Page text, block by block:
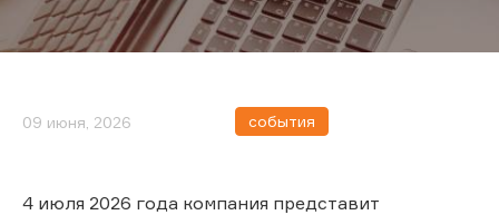
09 июня, 2026 события
4 июля 2026 года компания представит